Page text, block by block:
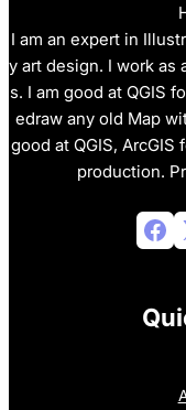
I am an expert in
y art design. I work as
s. I am good at QGIS
edraw any old Map
good at QGIS, ArcGIS
production.
Facebook